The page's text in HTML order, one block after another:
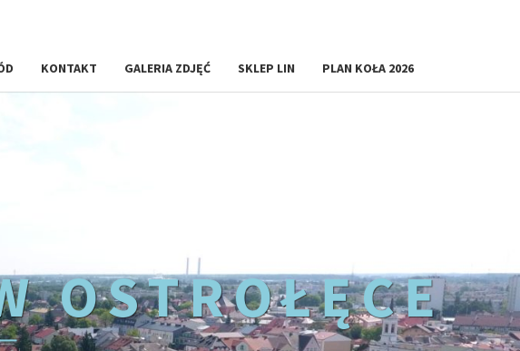
KONTAKT GALERIA ZDJĘĆ SKLEP LIN PLAN KOŁA 2026
OSTROŁĘCE